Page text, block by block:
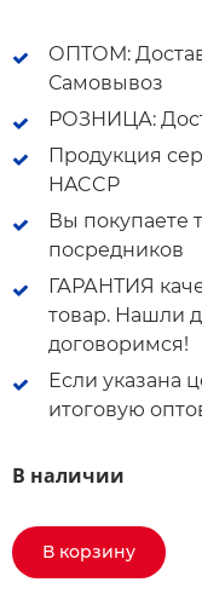
ОПТОМ:
Самовывоз
РОЗНИЦА:
Продукция
HACCP
Вы покупаете
посредников
ГАРАНТИЯ
товар. Нашли
договоримся!
Если указана
итоговую
В наличии
В корзину